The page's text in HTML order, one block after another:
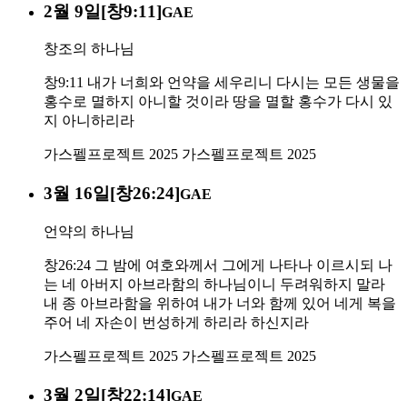
2월 9일[창9:11]GAE
창조의 하나님
창9:11 내가 너희와 언약을 세우리니 다시는 모든 생물을
홍수로 멸하지 아니할 것이라 땅을 멸할 홍수가 다시 있
지 아니하리라
가스펠프로젝트 2025 가스펠프로젝트 2025
3월 16일[창26:24]GAE
언약의 하나님
창26:24 그 밤에 여호와께서 그에게 나타나 이르시되 나
는 네 아버지 아브라함의 하나님이니 두려워하지 말라
내 종 아브라함을 위하여 내가 너와 함께 있어 네게 복을
주어 네 자손이 번성하게 하리라 하신지라
가스펠프로젝트 2025 가스펠프로젝트 2025
3월 2일[창22:14]GAE